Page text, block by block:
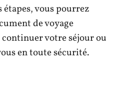
étapes, vous pourrez
de voyage
votre séjour ou
en toute sécurité.